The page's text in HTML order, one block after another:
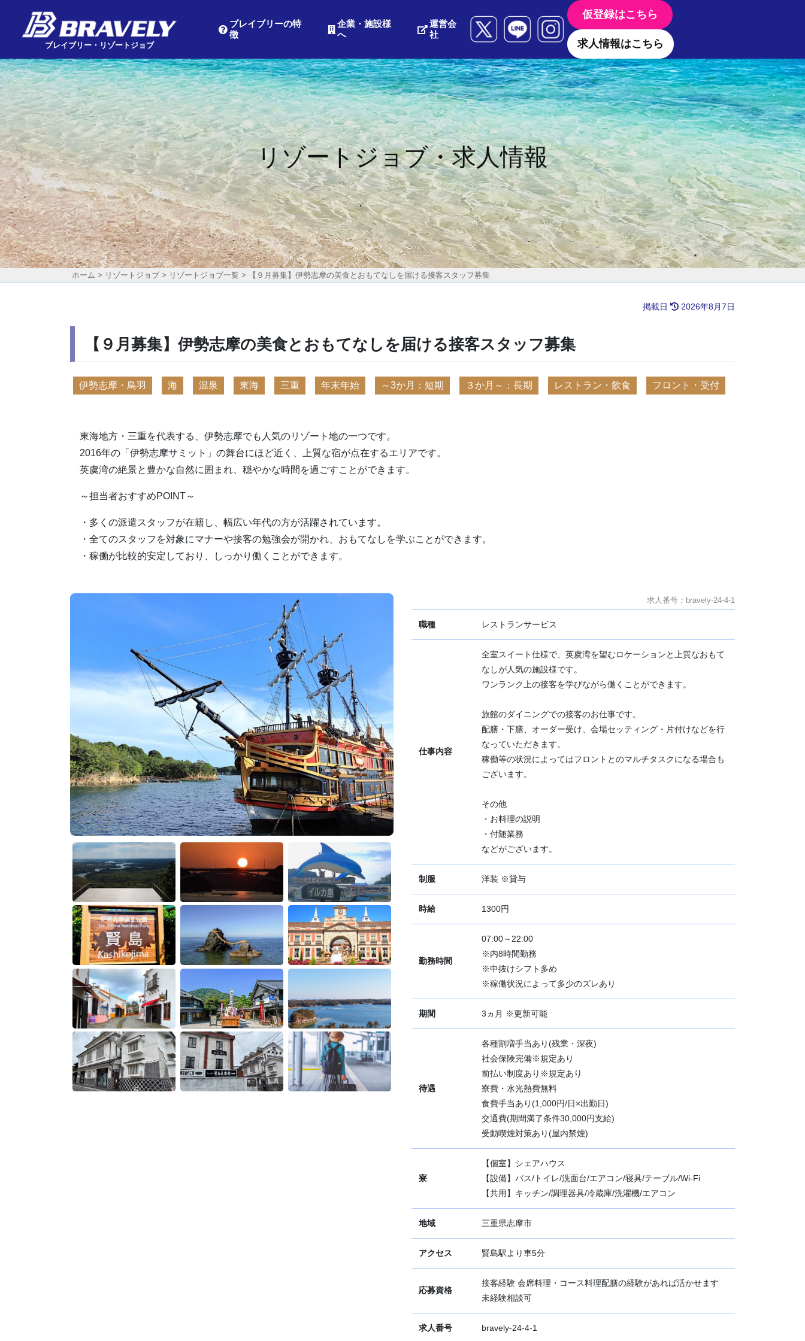
Main Navigation
ブレイブリー・リゾートジョブ
ブレイブリーの特
徴
企業・施設様
へ
運営会
社
仮登録はこちら
求人情報はこちら
リゾートジョブ・求人情報
ホーム > リゾートジョブ > リゾートジョブ一覧 > 【９月募集】伊勢志摩の美食とおもてなしを届ける接客スタッフ募集
掲載日 2026年8月7日
【９月募集】伊勢志摩の美食とおもてなしを届ける接客スタッフ募集
伊勢志摩・鳥羽 海 温泉 東海 三重 年末年始 ～3か月：短期 ３か月～：長期 レストラン・飲食 フロント・受付
東海地方・三重を代表する、伊勢志摩でも人気のリゾート地の一つです。
2016年の「伊勢志摩サミット」の舞台にほど近く、上質な宿が点在するエリアです。
英虞湾の絶景と豊かな自然に囲まれ、穏やかな時間を過ごすことができます。
～担当者おすすめPOINT～
・多くの派遣スタッフが在籍し、幅広い年代の方が活躍されています。
・全てのスタッフを対象にマナーや接客の勉強会が開かれ、おもてなしを学ぶことができます。
・稼働が比較的安定しており、しっかり働くことができます。
求人番号：bravely-24-4-1
職種 レストランサービス
仕事内容
全室スイート仕様で、英虞湾を望むロケーションと上質なおもて
なしが人気の施設様です。
ワンランク上の接客を学びながら働くことができます。
旅館のダイニングでの接客のお仕事です。
配膳・下膳、オーダー受け、会場セッティング・片付けなどを行
なっていただきます。
稼働等の状況によってはフロントとのマルチタスクになる場合も
ございます。
その他
・お料理の説明
・付随業務
などがございます。
制服 洋装 ※貸与
時給 1300円
勤務時間
07:00～22:00
※内8時間勤務
※中抜けシフト多め
※稼働状況によって多少のズレあり
期間 3ヵ月 ※更新可能
待遇
各種割増手当あり(残業・深夜)
社会保険完備※規定あり
前払い制度あり※規定あり
寮費・水光熱費無料
食費手当あり(1,000円/日×出勤日)
交通費(期間満了条件30,000円支給)
受動喫煙対策あり(屋内禁煙)
寮
【個室】シェアハウス
【設備】バス/トイレ/洗面台/エアコン/寝具/テーブル/Wi-Fi
【共用】キッチン/調理器具/冷蔵庫/洗濯機/エアコン
地域 三重県志摩市
アクセス 賢島駅より車5分
応募資格
接客経験 会席料理・コース料理配膳の経験があれば活かせます
未経験相談可
求人番号 bravely-24-4-1